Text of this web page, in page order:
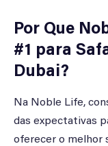
Por Que
#1 para
Dubai?
Na Noble Life,
das expectativas
oferecer o melhor